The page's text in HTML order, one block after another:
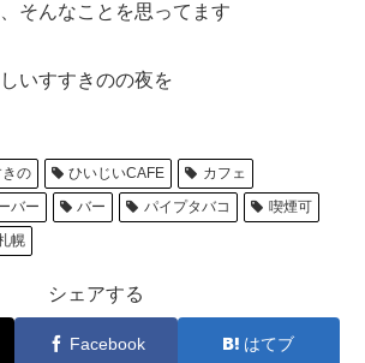
そんなことを思ってます
いすすきのの夜を
の ひいじいCAFE
カフェ
バー バー パイプタバコ
喫煙可
幌
シェアする
Facebook はてブ